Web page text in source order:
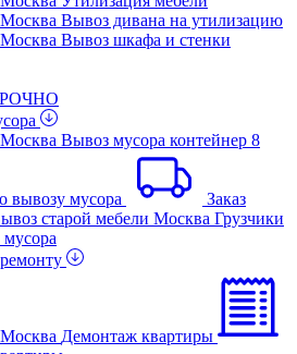
Вывоз дивана на утилизацию
Вывоз шкафа и стенки
Вывоз мусора контейнер 8
вывозу мусора
Заказ
Грузчики
Демонтаж квартиры